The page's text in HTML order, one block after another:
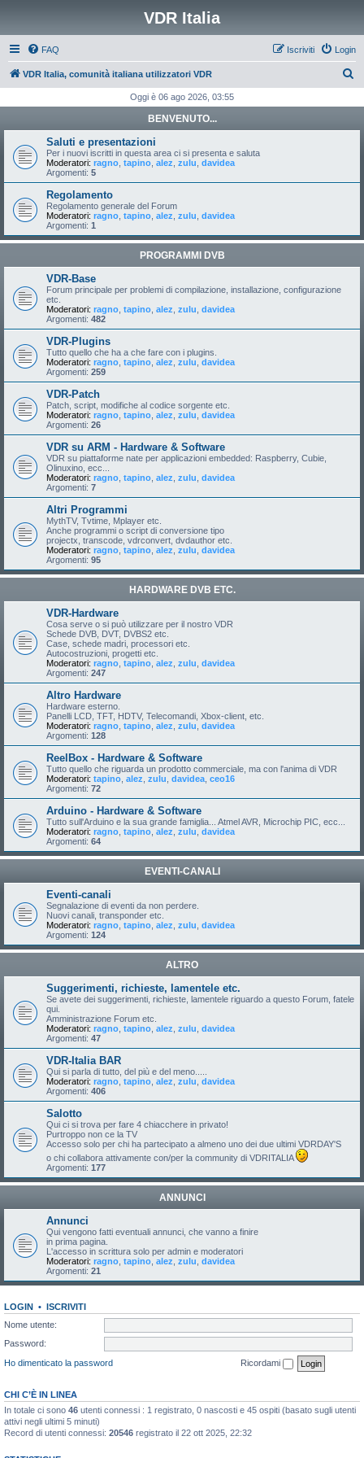
VDR Italia
FAQ Login
Iscriviti
VDR Italia, comunità italiana utilizzatori VDR
c
Oggi è 06 ago 2026, 03:55
BENVENUTO...
Saluti e presentazioni
Per i nuovi iscritti in questa area ci si presenta e saluta
Moderatori: ragno tapino alez zulu davidea
Argomenti: 5
Regolamento
Regolamento generale del Forum
Moderatori: ragno tapino alez zulu davidea
Argomenti: 1
PROGRAMMI DVB
VDR-Base
Forum principale per problemi di compilazione, installazione, configurazione
etc.
Moderatori: ragno tapino alez zulu davidea
Argomenti: 482
VDR-Plugins
Tutto quello che ha a che fare con i plugins.
Moderatori: ragno tapino alez zulu davidea
Argomenti: 259
VDR-Patch
Patch, script, modifiche al codice sorgente etc.
Moderatori: ragno tapino alez zulu davidea
Argomenti: 26
VDR su ARM - Hardware & Software
VDR su piattaforme nate per applicazioni embedded: Raspberry, Cubie,
Olinuxino, ecc...
Moderatori: ragno tapino alez zulu davidea
Argomenti: 7
Altri Programmi
MythTV, Tvtime, Mplayer etc.
Anche programmi o script di conversione tipo
projectx, transcode, vdrconvert, dvdauthor etc.
Moderatori: ragno tapino alez zulu davidea
Argomenti: 95
HARDWARE DVB ETC.
VDR-Hardware
Cosa serve o si può utilizzare per il nostro VDR
Schede DVB, DVT, DVBS2 etc.
Case, schede madri, processori etc.
Autocostruzioni, progetti etc.
Moderatori: ragno tapino alez zulu davidea
Argomenti: 247
Altro Hardware
Hardware esterno.
Panelli LCD, TFT, HDTV, Telecomandi, Xbox-client, etc.
Moderatori: ragno tapino alez zulu davidea
Argomenti: 128
ReelBox - Hardware & Software
Tutto quello che riguarda un prodotto commerciale, ma con l'anima di VDR
Moderatori: tapino alez zulu davidea ceo16
Argomenti: 72
Arduino - Hardware & Software
Tutto sull'Arduino e la sua grande famiglia... Atmel AVR, Microchip PIC, ecc...
Moderatori: ragno tapino alez zulu davidea
Argomenti: 64
EVENTI-CANALI
Eventi-canali
Segnalazione di eventi da non perdere.
Nuovi canali, transponder etc.
Moderatori: ragno tapino alez zulu davidea
Argomenti: 124
ALTRO
Suggerimenti, richieste, lamentele etc.
Se avete dei suggerimenti, richieste, lamentele riguardo a questo Forum, fatele
qui.
Amministrazione Forum etc.
Moderatori: ragno tapino alez zulu davidea
Argomenti: 47
VDR-Italia BAR
Qui si parla di tutto, del più e del meno.....
Moderatori: ragno tapino alez zulu davidea
Argomenti: 406
Salotto
Qui ci si trova per fare 4 chiacchere in privato!
Purtroppo non ce la TV
Accesso solo per chi ha partecipato a almeno uno dei due ultimi VDRDAY'S
o chi collabora attivamente con/per la community di VDRITALIA
Argomenti: 177
ANNUNCI
Annunci
Qui vengono fatti eventuali annunci, che vanno a finire
in prima pagina.
L'accesso in scrittura solo per admin e moderatori
Moderatori: ragno tapino alez zulu davidea
Argomenti: 21
LOGIN • ISCRIVITI
Nome utente:
Password:
Ho dimenticato la password
Ricordami
CHI C’È IN LINEA
In totale ci sono 46 utenti connessi : 1 registrato, 0 nascosti e 45 ospiti (basato sugli utenti
attivi negli ultimi 5 minuti)
Record di utenti connessi: 20546 registrato il 22 ott 2025, 22:32